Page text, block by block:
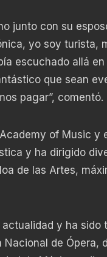
junto con su
yo soy turista,
escuchado allá en
que sean
pagar”, comentó.
of Music y
y ha dirigido
de las Artes,
y ha sido
Nacional de Ópera,